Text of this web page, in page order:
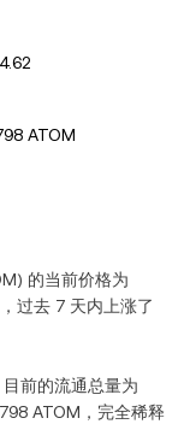
ATOM
) 的当前价格为
，过去 7 天内 上涨了
目前的流通总量为
ATOM ，完全稀释